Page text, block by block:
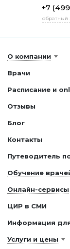
+7
обратный
О компании
Врачи
Расписание и
Отзывы
Блог
Контакты
Путеводитель
Обучение
Онлайн-сервисы
ЦИР в СМИ
Информация
Услуги и цены